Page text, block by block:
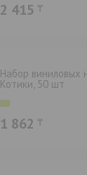
2 415 ₸
Набор виниловых
Котики, 50 шт
1 862 ₸